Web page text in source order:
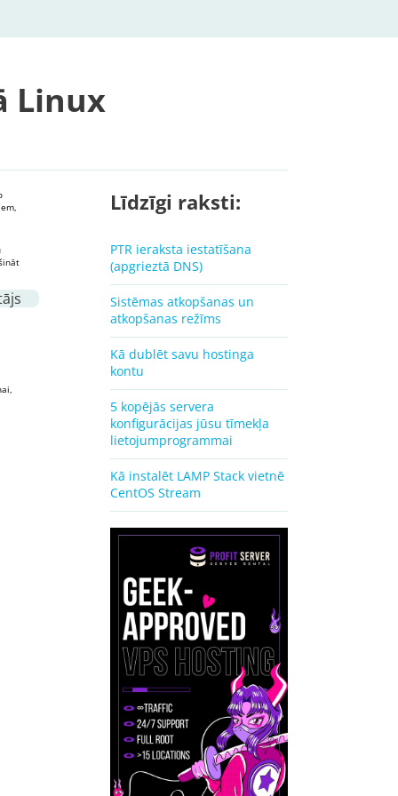
Linux
Līdzīgi raksti:
PTR ieraksta iestatīšana
(apgrieztā DNS)
Sistēmas atkopšanas un
atkopšanas režīms
Kā dublēt savu hostinga
kontu
5 kopējās servera
konfigurācijas jūsu tīmekļa
lietojumprogrammai
Kā instalēt LAMP Stack vietnē
CentOS Stream